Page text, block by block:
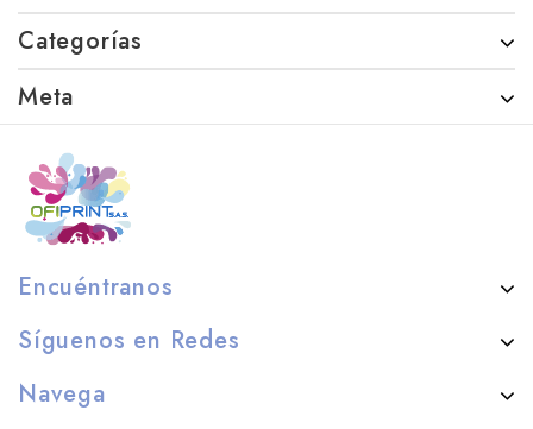
Categorías
Meta
Encuéntranos
Síguenos en Redes
Navega